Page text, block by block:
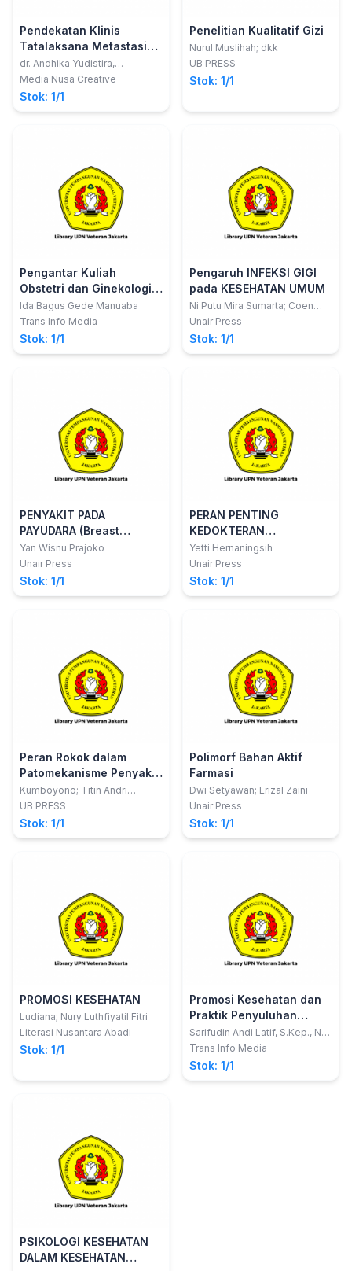
Pendekatan Klinis
Tatalaksana Metastasis
Tulang Belakang
dr. Andhika Yudistira,
Sp.OT(K)., Spine.
Media Nusa Creative
Stok: 1/1
Penelitian Kualitatif Gizi
Nurul Muslihah; dkk
UB PRESS
Stok: 1/1
Pengantar Kuliah
Obstetri dan Ginekologi
Sosial
Ida Bagus Gede Manuaba
Trans Info Media
Stok: 1/1
Pengaruh INFEKSI GIGI
pada KESEHATAN UMUM
Ni Putu Mira Sumarta; Coen
Pramono D; David Buntoro
Unair Press
Stok: 1/1
PENYAKIT PADA
PAYUDARA (Breast
Diseases)
Yan Wisnu Prajoko
Unair Press
Stok: 1/1
PERAN PENTING
KEDOKTERAN
LABORATORIUM DALAM
KONTRIBUSI GLOBAL:
Mulai Penegakan
Diagnosis Awal hingga
Yetti Hernaningsih
Unair Press
Stok: 1/1
Peran Rokok dalam
Patomekanisme Penyakit
Kardiovaskular: Tinjauan
Komprehensif dari
Molekuler hingga Sosial
Kumboyono; Titin Andri
Wihastuti
UB PRESS
Stok: 1/1
Polimorf Bahan Aktif
Farmasi
Dwi Setyawan; Erizal Zaini
Unair Press
Stok: 1/1
PROMOSI KESEHATAN
Ludiana; Nury Luthfiyatil Fitri
Literasi Nusantara Abadi
Stok: 1/1
Promosi Kesehatan dan
Praktik Penyuluhan
Kesehatan
Sarifudin Andi Latif, S.Kep., Ns.,
M.M., M.Kes.; Nasir Muna,
Wahyuni, S.ST., M.Kes.
Trans Info Media
Stok: 1/1
PSIKOLOGI KESEHATAN
DALAM KESEHATAN